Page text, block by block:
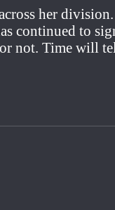
her
continued to
not. Time will